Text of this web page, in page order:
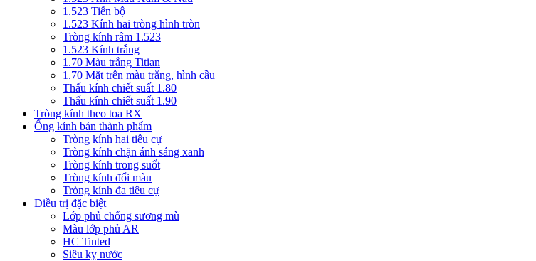
1.523 Tiến bộ
1.523 Kính hai tròng hình tròn
Tròng kính râm 1.523
1.523 Kính trắng
1.70 Màu trắng Titian
1.70 Mặt trên màu trắng, hình cầu
Thấu kính chiết suất 1.80
Thấu kính chiết suất 1.90
Tròng kính theo toa RX
Ống kính bán thành phẩm
Tròng kính hai tiêu cự
Tròng kính chặn ánh sáng xanh
Tròng kính trong suốt
Tròng kính đổi màu
Tròng kính đa tiêu cự
Điều trị đặc biệt
Lớp phủ chống sương mù
Màu lớp phủ AR
HC Tinted
Siêu kỵ nước